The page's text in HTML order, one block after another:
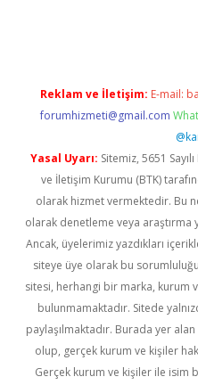
Reklam ve İletişim: E-mail:
forumhizmeti@gmail.com
Yasal Uyarı: Sitemiz, 5651
ve İletişim Kurumu (BTK)
olarak hizmet vermektedir. Bu
olarak denetleme veya araştırma
Ancak, üyelerimiz yazdıkları
siteye üye olarak bu
sitesi, herhangi bir marka, kurum
bulunmamaktadır. Sitede
paylaşılmaktadır. Burada yer
olup, gerçek kurum ve kişiler
Gerçek kurum ve kişiler ile